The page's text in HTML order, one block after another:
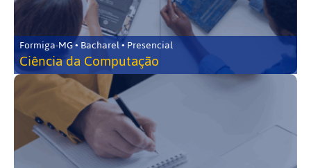
Formiga-MG • Bacharel • Presencial
Ciência da Computação